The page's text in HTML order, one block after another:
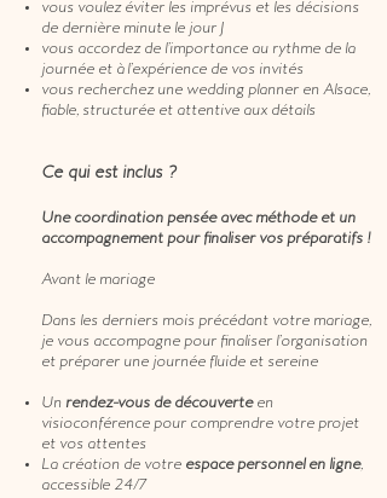
vous voulez éviter les imprévus et les décisions
de dernière minute le jour J
vous accordez de l’importance au rythme de la
journée et à l’expérience de vos invités
vous recherchez une wedding planner en Alsace,
fiable, structurée et attentive aux détails
Ce qui est inclus ?
Une coordination pensée avec méthode et un
accompagnement pour finaliser vos préparatifs !
Avant le mariage
Dans les derniers mois précédant votre mariage,
je vous accompagne pour finaliser l’organisation
et préparer une journée fluide et sereine
Un rendez-vous de découverteen
visioconférence pour comprendre votre projet
et vos attentes
La création de votre espace personnel en ligne,
accessible 24/7